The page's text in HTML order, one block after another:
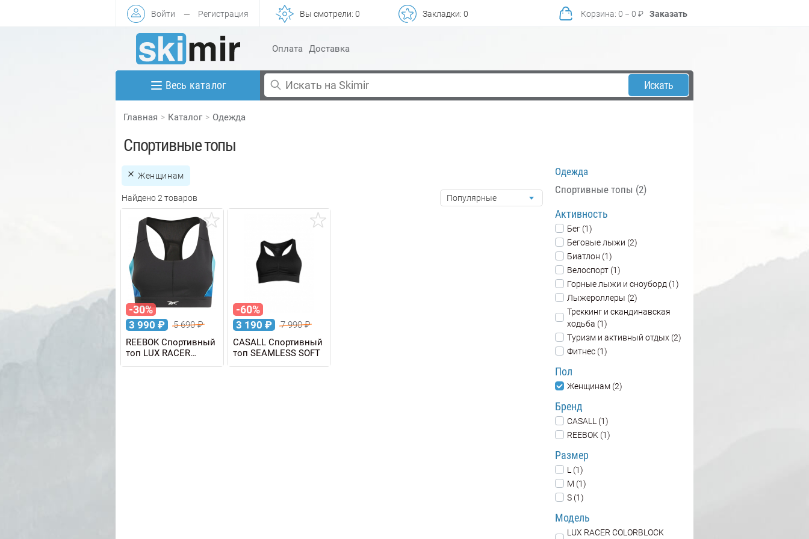
Войти — Регистрация Вы смотрели: 0 Закладки: 0 Корзина: 0 − 0 ₽ Заказать
Оплата Доставка
Весь каталог Искать
Главная Каталог Одежда
Спортивные топы
Женщинам
Найдено 2 товаров Популярные
-30%
3 990 ₽ 5 690₽
REEBOK Спортивный
топ LUX RACER
COLORBLOCK BRA
-60%
3 190 ₽ 7 990₽
CASALL Спортивный
топ SEAMLESS SOFT
Одежда
Спортивные топы (2)
Активность
Бег (1)
Беговые лыжи (2)
Биатлон (1)
Велоспорт (1)
Горные лыжи и сноуборд (1)
Лыжероллеры (2)
Треккинг и скандинавская
ходьба (1)
Туризм и активный отдых (2)
Фитнес (1)
Пол
Женщинам (2)
Бренд
CASALL (1)
REEBOK (1)
Размер
L (1)
M (1)
S (1)
Модель
LUX RACER COLORBLOCK